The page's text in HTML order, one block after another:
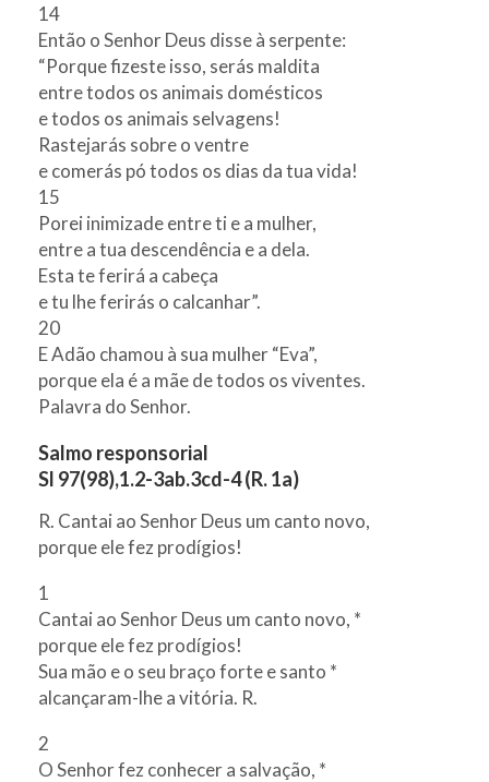
14
Então o Senhor Deus disse à serpente:
“Porque fizeste isso, serás maldita
entre todos os animais domésticos
e todos os animais selvagens!
Rastejarás sobre o ventre
e comerás pó todos os dias da tua vida!
15
Porei inimizade entre ti e a mulher,
entre a tua descendência e a dela.
Esta te ferirá a cabeça
e tu lhe ferirás o calcanhar”.
20
E Adão chamou à sua mulher “Eva”,
porque ela é a mãe de todos os viventes.
Palavra do Senhor.
Salmo responsorial
Sl 97(98),1.2-3ab.3cd-4 (R. 1a)
R. Cantai ao Senhor Deus um canto novo,
porque ele fez prodígios!
1
Cantai ao Senhor Deus um canto novo, *
porque ele fez prodígios!
Sua mão e o seu braço forte e santo *
alcançaram-lhe a vitória. R.
2
O Senhor fez conhecer a salvação, *